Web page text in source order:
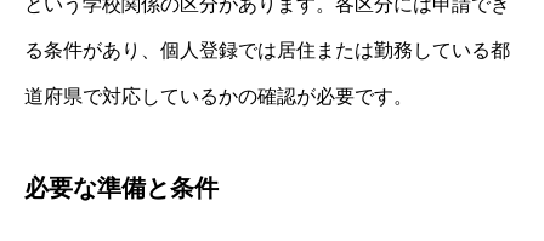
る条件があり、個人登録では居住または勤務している都
道府県で対応しているかの確認が必要です。
必要な準備と条件